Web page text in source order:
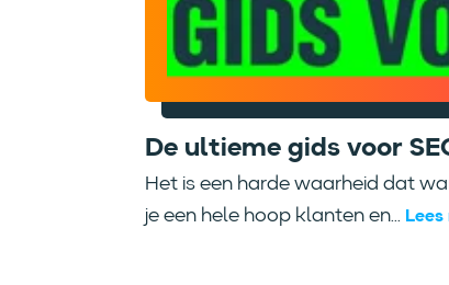
De ultieme gids voor
Het is een harde waarheid dat
je een hele hoop klanten en...